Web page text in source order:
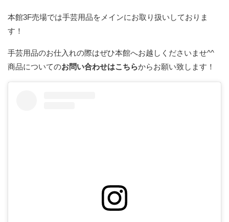
本館3F売場では手芸用品をメインにお取り扱いしておりま
す！
手芸用品のお仕入れの際はぜひ本館へお越しくださいませ^^
商品についてのお問い合わせはこちらからお願い致します！